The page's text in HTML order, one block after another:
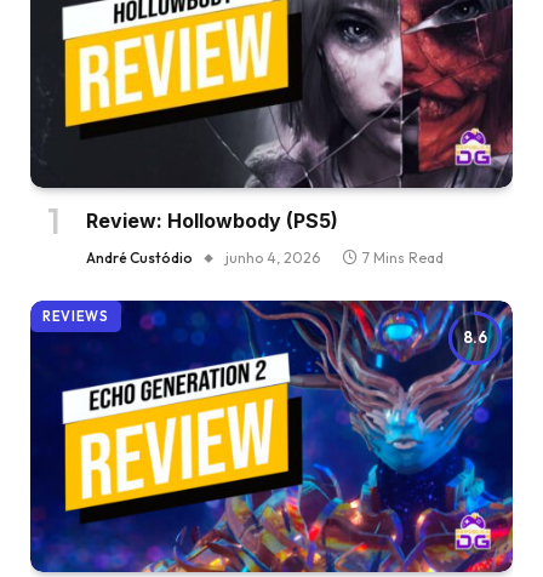
Review: Hollowbody (PS5)
André Custódio junho 4, 2026 7 Mins Read
8.6
REVIEWS